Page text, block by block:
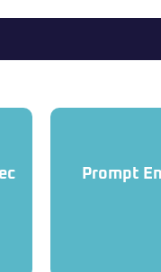
Prompt